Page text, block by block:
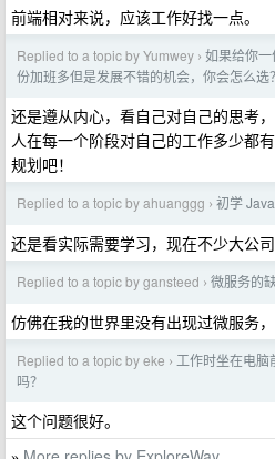
前端相对来说，应该工作好找一点。
Replied to a topic by Yumwey › 如果给你
份加班多但是发展不错的机会，你会怎么选？
还是遵从内心，看自己对自己的思考
人在每一个阶段对自己的工作多少都
规划吧！
Replied to a topic by ahuanggg › 初学
还是看实际需要学习，现在不少大公司
Replied to a topic by gansteed › 微服务的
仿佛在我的世界里没有出现过微服务
Replied to a topic by eke › 工作时坐在电脑
吗？
这个问题很好。